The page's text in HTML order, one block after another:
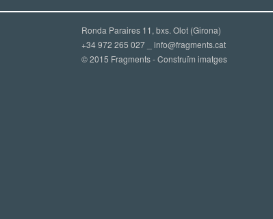
Ronda Paraires 11, bxs. Olot (Girona)
+34 972 265 027 _ info@fragments.cat
© 2015 Fragments - Construïm imatges